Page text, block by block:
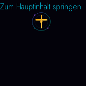
Zum Hauptinhalt springen